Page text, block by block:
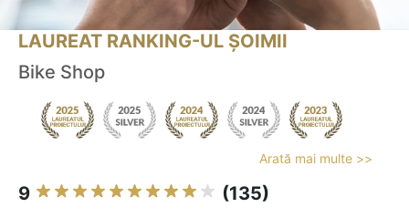
LAUREAT RANKING-UL ȘOIMII
Bike Shop
Arată mai multe >>
9 (135)